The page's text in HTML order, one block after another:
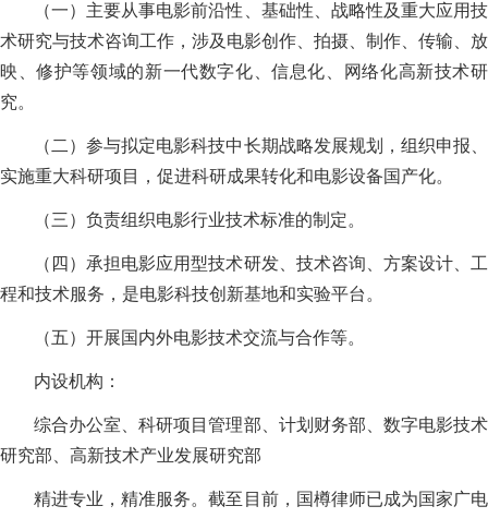
（一）主要从事电影前沿性、基础性、战略性及重大应用技
术研究与技术咨询工作，涉及电影创作、拍摄、制作、传输、放
映、修护等领域的新一代数字化、信息化、网络化高新技术研
究。
（二）参与拟定电影科技中长期战略发展规划，组织申报、
实施重大科研项目，促进科研成果转化和电影设备国产化。
（三）负责组织电影行业技术标准的制定。
（四）承担电影应用型技术研发、技术咨询、方案设计、工
程和技术服务，是电影科技创新基地和实验平台。
（五）开展国内外电影技术交流与合作等。
内设机构：
综合办公室、科研项目管理部、计划财务部、数字电影技术
研究部、高新技术产业发展研究部
精进专业，精准服务。截至目前，国樽律师已成为国家广电